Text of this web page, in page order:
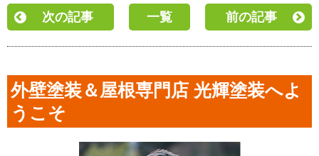
次の記事 一覧 前の記事
外壁塗装＆屋根専門店 光輝塗装へよ
うこそ